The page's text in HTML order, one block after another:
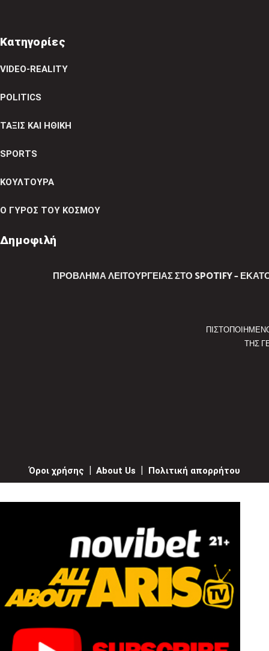
Κατηγορίες
VIDEO-REALITY
POLITICS
ΤΑΞΙΣ ΚΑΙ ΗΘΙΚΗ
SPORTS
ΚΟΥΛΤΟΥΡΑ
Ο ΓΥΡΟΣ ΤΟΥ ΚΟΣΜΟΥ
Δημοφιλή
ΠΡΌΒΛΗΜΑ ΛΕΙΤΟΥΡΓΕΊΑΣ ΣΤΟ SPOTIFY –
ΤΗΣ
Όροι χρήσης About Us Πολιτική απορρήτου